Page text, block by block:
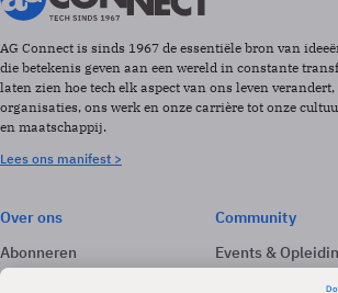
AG Connect is sinds 1967 de essentiële bron van
die betekenis geven aan een wereld in constante
laten zien hoe tech elk aspect van ons leven
organisaties, ons werk en onze carrière tot onze
en maatschappij.
Lees ons manifest >
Over ons
Abonneren
Adverteren
Community
Events &